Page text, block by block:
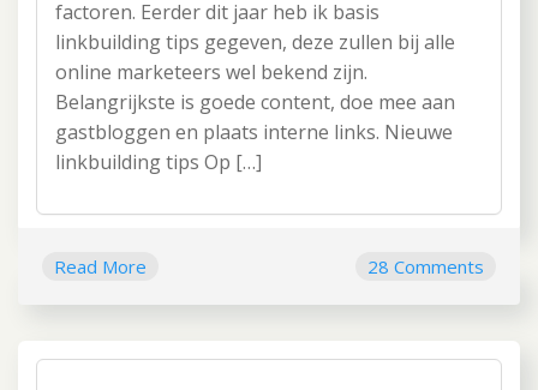
factoren. Eerder dit jaar heb ik basis
linkbuilding tips gegeven, deze zullen bij alle
online marketeers wel bekend zijn.
Belangrijkste is goede content, doe mee aan
gastbloggen en plaats interne links. Nieuwe
linkbuilding tips Op […]
Read More 28 Comments